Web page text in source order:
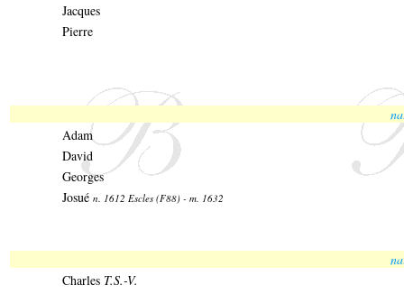
Jacques
Pierre
Adam
David
Georges
Josué n. 1612 Escles (F88) - m. 1632
Charles T.S.-V.